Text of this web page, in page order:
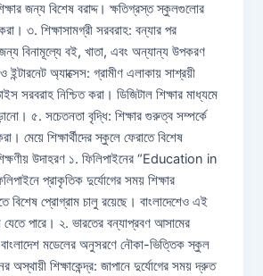
জন্য বিশেষ বরাদ্দ। ক্ষতিগ্রস্ত স্কুলগুলোর
করা। ৩. শিক্ষাসামগ্রী সরবরাহ: বন্যার পর
জন্য বিনামূল্যে বই, খাতা, এবং অন্যান্য উপকরণ
অ্যাক্সেস: গ্রামীণ এলাকায় সাশ্রয়ী
সরবরাহ নিশ্চিত করা। ডিজিটাল শিক্ষার মাধ্যমে
৫. সচেতনতা বৃদ্ধি: শিক্ষার গুরুত্ব সম্পর্কে
মেয়ে শিক্ষার্থীদের স্কুলে ফেরাতে বিশেষ
উদাহরণ ১. ফিলিপাইনের “Education in
প্রাকৃতিক দুর্যোগের সময় শিক্ষার
বিশেষ প্রোগ্রাম চালু রয়েছে। বাংলাদেশেও এই
যেতে পারে। ২. ভারতের বন্যাপ্রবণ আসামের
মডেলের অনুসরণে নৌকা-ভিত্তিক স্কুল
অস্থায়ী শিক্ষাকেন্দ্র: জাপানে দুর্যোগের সময় দ্রুত